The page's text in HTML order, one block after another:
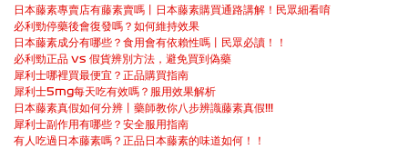
日本藤素專賣店有藤素賣嗎丨日本藤素購買通路講解！民眾細看唷
必利勁停藥後會復發嗎？如何維持效果
日本藤素成分有哪些？食用會有依賴性嗎丨民眾必讀！！
必利勁正品 vs 假貨辨別方法，避免買到偽藥
犀利士哪裡買最便宜？正品購買指南
犀利士5mg每天吃有效嗎？服用效果解析
日本藤素真假如何分辨丨藥師教你八步辨識藤素真假!!!
犀利士副作用有哪些？安全服用指南
有人吃過日本藤素嗎？正品日本藤素的味道如何！！